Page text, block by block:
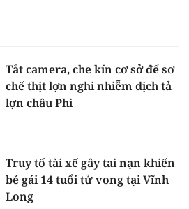
Tắt camera, che kín cơ sở để sơ
chế thịt lợn nghi nhiễm dịch tả
lợn châu Phi
Truy tố tài xế gây tai nạn khiến
bé gái 14 tuổi tử vong tại Vĩnh
Long